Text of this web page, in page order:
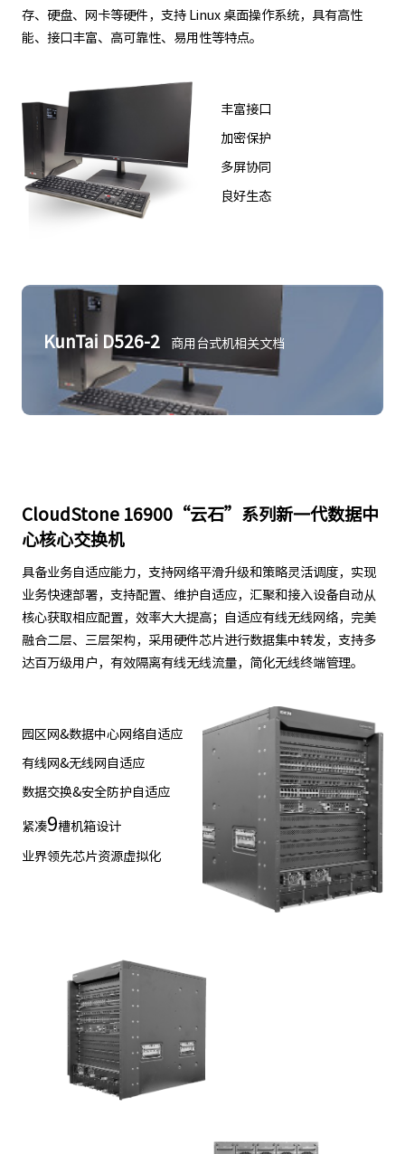
存、硬盘、网卡等硬件，支持 Linux 桌面操作系统，具有高性
能、接口丰富、高可靠性、易用性等特点。
丰富接口
加密保护
多屏协同
良好生态
KunTai D526-2 商用台式机相关文档
CloudStone 16900“云石”系列新一代数据中
心核心交换机
具备业务自适应能力，支持网络平滑升级和策略灵活调度，实现
业务快速部署，支持配置、维护自适应，汇聚和接入设备自动从
核心获取相应配置，效率大大提高；自适应有线无线网络，完美
融合二层、三层架构，采用硬件芯片进行数据集中转发，支持多
达百万级用户，有效隔离有线无线流量，简化无线终端管理。
园区网&数据中心网络自适应
有线网&无线网自适应
数据交换&安全防护自适应
紧凑9槽机箱设计
业界领先芯片资源虚拟化